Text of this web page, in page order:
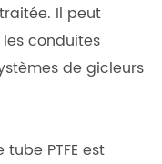
Il peut
conduites
de gicleurs
PTFE est